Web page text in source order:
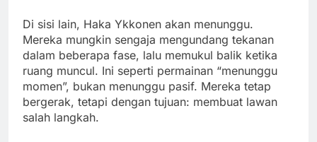
Di sisi lain, Haka Ykkonen akan menunggu.
Mereka mungkin sengaja mengundang tekanan
dalam beberapa fase, lalu memukul balik ketika
ruang muncul. Ini seperti permainan “menunggu
momen”, bukan menunggu pasif. Mereka tetap
bergerak, tetapi dengan tujuan: membuat lawan
salah langkah.